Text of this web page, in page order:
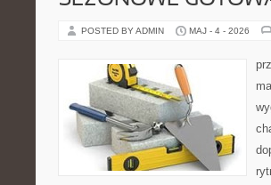
POSTED BY ADMIN MAJ - 4 - 2026